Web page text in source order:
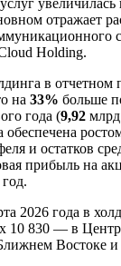
отражает
Holding.
в отчетном
на 33% больше
года (9,92
и остатков
прибыль на
2026 года в
10 830 — в
Востоке